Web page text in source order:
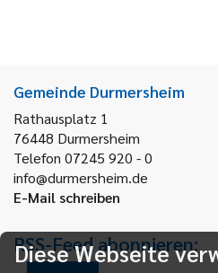
Gemeinde Durmersheim
Rathausplatz 1
76448 Durmersheim
Telefon 07245 920 - 0
info@durmersheim.de
E-Mail schreiben
RSS-Feed abonnieren:
Diese Webseite